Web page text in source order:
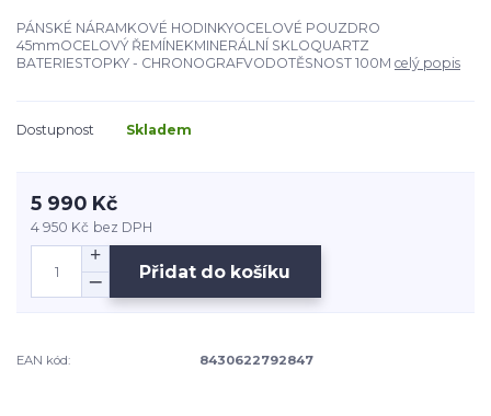
PÁNSKÉ NÁRAMKOVÉ HODINKYOCELOVÉ POUZDRO
45mmOCELOVÝ ŘEMÍNEKMINERÁLNÍ SKLOQUARTZ
BATERIESTOPKY - CHRONOGRAFVODOTĚSNOST 100M celý popis
Dostupnost Skladem
5 990 Kč
4 950 Kč bez DPH
Přidat do košíku
EAN kód: 8430622792847